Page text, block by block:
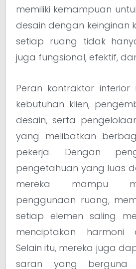
memiliki kemampuan
desain dengan keinginan
setiap ruang tidak
juga fungsional, efektif,
Peran kontraktor interior
kebutuhan klien,
desain, serta
yang melibatkan
pekerja. Dengan
pengetahuan yang luas
mereka mampu
penggunaan ruang,
setiap elemen saling
menciptakan harmoni
Selain itu, mereka juga
saran yang berguna